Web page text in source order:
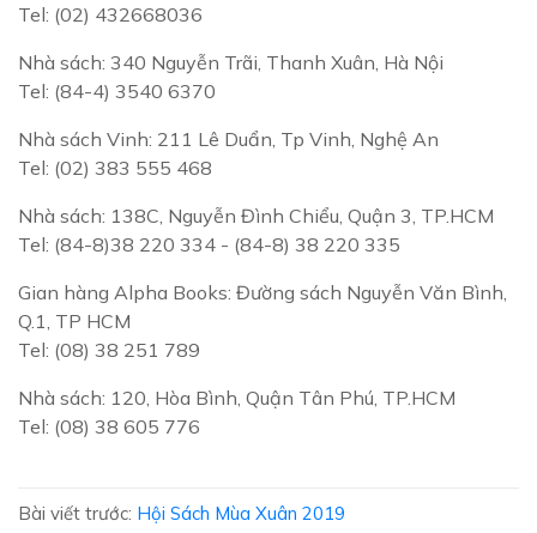
Tel: (02) 432668036
Nhà sách: 340 Nguyễn Trãi, Thanh Xuân, Hà Nội
Tel: (84-4) 3540 6370
Nhà sách Vinh: 211 Lê Duẩn, Tp Vinh, Nghệ An
Tel: (02) 383 555 468
Nhà sách: 138C, Nguyễn Đình Chiểu, Quận 3, TP.HCM
Tel: (84-8)38 220 334 - (84-8) 38 220 335
Gian hàng Alpha Books: Đường sách Nguyễn Văn Bình,
Q.1, TP HCM
Tel: (08) 38 251 789
Nhà sách: 120, Hòa Bình, Quận Tân Phú, TP.HCM
Tel: (08) 38 605 776
Bài viết trước: Hội Sách Mùa Xuân 2019